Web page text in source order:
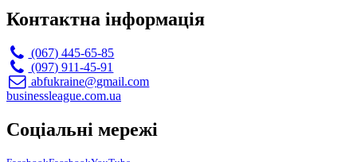
Контактна інформація
(067) 445-65-85
(097) 911-45-91
abfukraine@gmail.com
businessleague.com.ua
Соціальні мережі